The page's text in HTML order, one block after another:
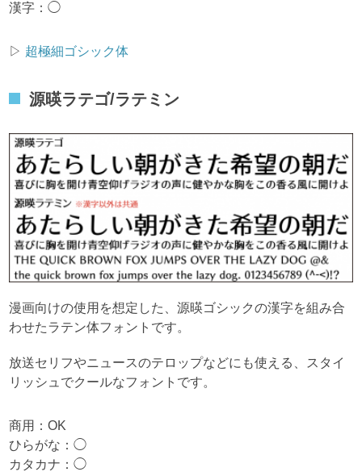
漢字：◯
▷ 超極細ゴシック体
源暎ラテゴ/ラテミン
漫画向けの使用を想定した、源暎ゴシックの漢字を組み合
わせたラテン体フォントです。
放送セリフやニュースのテロップなどにも使える、スタイ
リッシュでクールなフォントです。
商用：OK
ひらがな：◯
カタカナ：◯